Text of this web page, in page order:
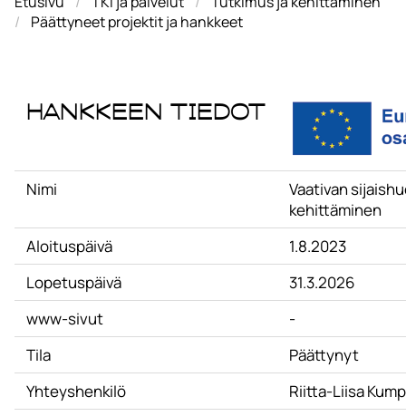
Päättyneet projektit ja hankkeet
Hankkeen tiedot
Nimi
Vaativan
kehittäminen
Aloituspäivä
1.8.2023
Lopetuspäivä
31.3.2026
www-sivut
-
Tila
Päättynyt
Yhteyshenkilö
Riitta-Liisa